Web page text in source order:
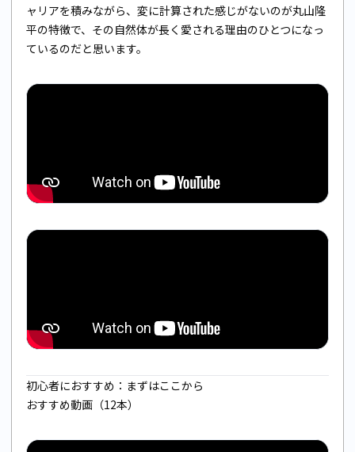
ャリアを積みながら、変に計算された感じがないのが丸山隆
平の特徴で、その自然体が長く愛される理由のひとつになっ
ているのだと思います。
初心者におすすめ：まずはここから
おすすめ動画（12本）